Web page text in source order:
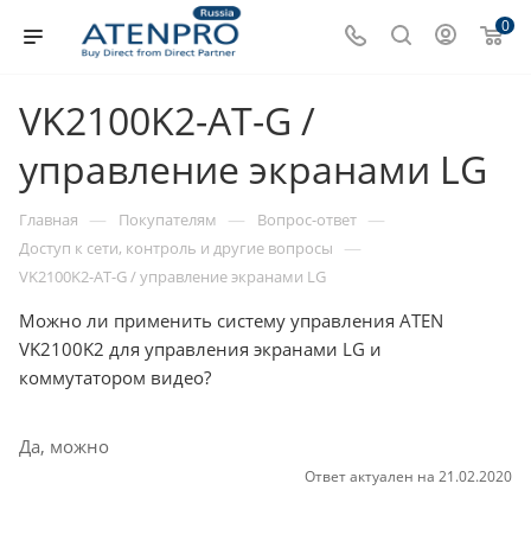
0
VK2100K2-AT-G /
управление экранами LG
Главная — Покупателям — Вопрос-ответ —
Доступ к сети, контроль и другие вопросы —
VK2100K2-AT-G / управление экранами LG
Можно ли применить систему управления ATEN
VK2100K2 для управления экранами LG и
коммутатором видео?
Да, можно
Ответ актуален на 21.02.2020